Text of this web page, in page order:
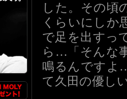
した。その頃
くらいにしか
で足を出すっ
ら…「そんな
鳴るんですよ
て久田の優し